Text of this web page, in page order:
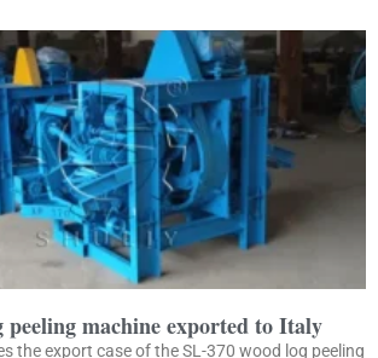
peeling machine exported to Italy
the export case of the SL-370 wood log peeling